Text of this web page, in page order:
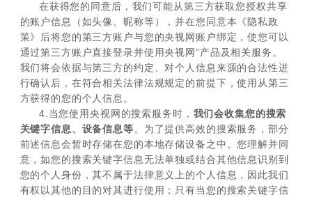
在获得您的同意后，我们可能从第三方获取您授权共享
的账户信息（如头像、昵称等），并在您同意本《隐私政
策》后将您的第三方账户与您的央视网账户绑定，使您可以
通过第三方账户直接登录并使用央视网”产品及相关服务。
我们将会依据与第三方的约定、对个人信息来源的合法性进
行确认后，在符合相关法律法规规定的前提下，使用从第三
方获得的您的个人信息。
4.当您使用央视网的搜索服务时， 我们会收集您的搜索
关键字信息、设备信息等。为了提供高效的搜索服务，部分
前述信息会暂时存储在您的本地存储设备之中。您理解并同
意，如您的搜索关键字信息无法单独或结合其他信息识别到
您的个人身份，其不属于法律意义上的个人信息，因此我们
有权以其他的目的对其进行使用；只有当您的搜索关键字信